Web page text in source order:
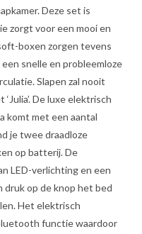
Deze set is
zorgt voor een mooi en
boxen zorgen tevens
snelle en probleemloze
Slapen zal nooit
De luxe elektrisch
komt met een aantal
je twee draadloze
op batterij. De
LED-verlichting en een
druk op de knop het bed
Het elektrisch
functie waardoor